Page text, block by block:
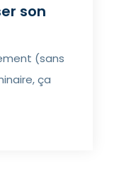
son
(sans
ça